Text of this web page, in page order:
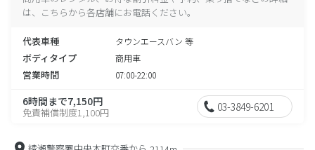
は、こちらから各店舗にお電話ください。
代表車種 タウンエースバン 等
ボディタイプ 商用車
営業時間 07:00-22:00
6時間まで7,150円
免責補償制度1,100円 03-3849-6201